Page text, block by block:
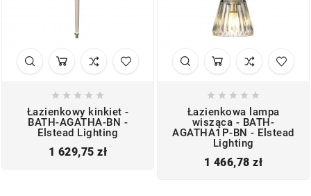
    
Łazienkowy kinkiet -
BATH-AGATHA-BN -
Elstead Lighting
1 629,75 złCena
    
Łazienkowa lampa
wisząca - BATH-
AGATHA1P-BN - Elstead
Lighting
1 466,78 złCena